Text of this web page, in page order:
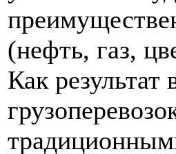
(нефть, газ,
Как результат